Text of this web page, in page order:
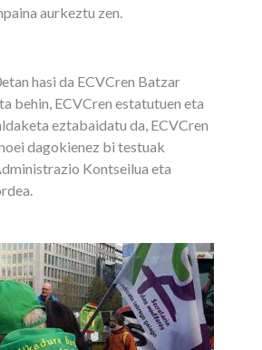
aurkeztu zen.
hasi da ECVCren Batzar
behin, ECVCren estatutuen eta
eztabaidatu da, ECVCren
dagokienez bi testuak
Kontseilua eta